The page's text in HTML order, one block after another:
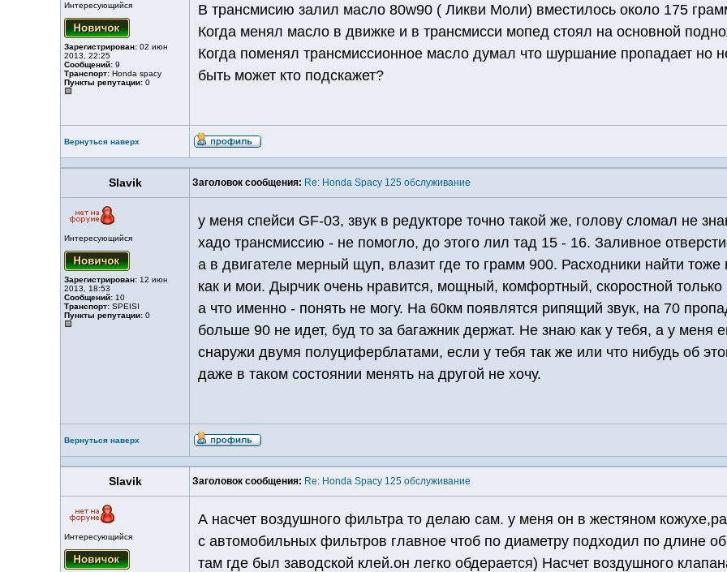
Интересующийся
Зарегистрирован: 02 июн
2013, 22:25
Сообщений: 9
Транспорт: Honda spacy
Пункты репутации: 0
В трансмисию залил масло 80w90 ( Ликви Моли) вместилось около 175
Когда менял масло в движке и в трансмисси мопед стоял на основной
Когда поменял трансмиссионное масло думал что шуршание пропадает но
быть может кто подскажет?
Вернуться наверх
Slavik Заголовок сообщения: Re: Honda Spacy 125 обслуживание
Интересующийся
Зарегистрирован: 12 июн
2013, 18:53
Сообщений: 10
Транспорт: SPEISI
Пункты репутации: 0
у меня спейси GF-03, звук в редукторе точно такой же, голову сломал не
хадо трансмиссию - не помогло, до этого лил тад 15 - 16. Заливное
а в двигателе мерный щуп, влазит где то грамм 900. Расходники найти тоже
как и мои. Дырчик очень нравится, мощный, комфортный, скоростной
а что именно - понять не могу. На 60км появлятся рипящий звук, на 70
больше 90 не идет, буд то за багажник держат. Не знаю как у тебя, а у меня
снаружи двумя полуциферблатами, если у тебя так же или что нибудь об
даже в таком состоянии менять на другой не хочу.
Вернуться наверх
Slavik Заголовок сообщения: Re: Honda Spacy 125 обслуживание
Интересующийся
А насчет воздушного фильтра то делаю сам. у меня он в жестяном
с автомобильных фильтров главное чтоб по диаметру подходил по длине
там где был заводской клей.он легко обдерается) Насчет воздушного